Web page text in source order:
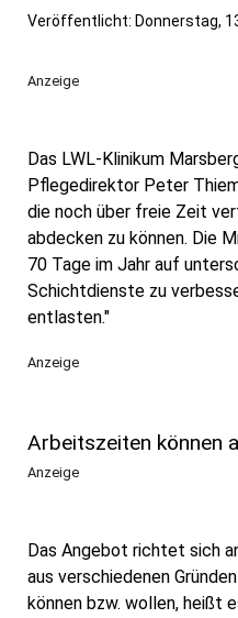
Veröffentlicht: Donnerstag,
Anzeige
Das LWL-Klinikum
Pflegedirektor Peter
die noch über freie Zeit
abdecken zu können. Die
70 Tage im Jahr auf
Schichtdienste zu
entlasten."
Anzeige
Arbeitszeiten können
Anzeige
Das Angebot richtet sich
aus verschiedenen
können bzw. wollen, heißt